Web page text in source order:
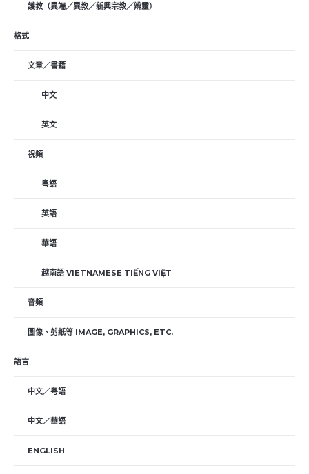
護教（異端／異教／新興宗教／辨靈）
格式
文章／書籍
中文
英文
視頻
粵語
英語
華語
越南語 VIETNAMESE TIẾNG VIỆT
音頻
圖像、剪紙等 IMAGE, GRAPHICS, ETC.
語言
中文／粤語
中文／華語
ENGLISH